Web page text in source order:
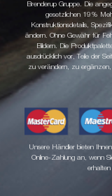
Brenderup Gruppe. Die
gesetzlichen 19%
Konstruktionsdetails,
ändern. Ohne Gewähr für
Bildern. Die
ausdrücklich vor, Teile der
zu verändern, zu ergänzen,
Unsere Händler bieten
Online-Zahlung an, wenn
erhalten